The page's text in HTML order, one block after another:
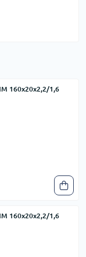
160x20x2,2/1,6
160x20x2,2/1,6